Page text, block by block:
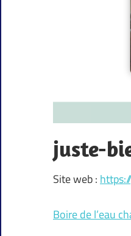
juste-
Site web :
Boire de l’eau